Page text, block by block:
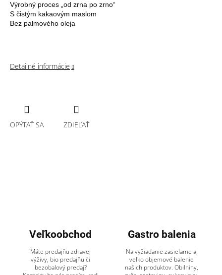
Výrobný proces „od zrna po zrno“
S čistým kakaovým maslom
Bez palmového oleja
Detailné informácie
OPÝTAŤ SA ZDIEĽAŤ
Veľkoobchod
Máte predajňu zdravej
výživy, bio predajňu či
bezobalový predaj?
Gastro balenia
Na vyžiadanie zasielame aj
veľko objemové balenie
našich produktov. Obilniny,